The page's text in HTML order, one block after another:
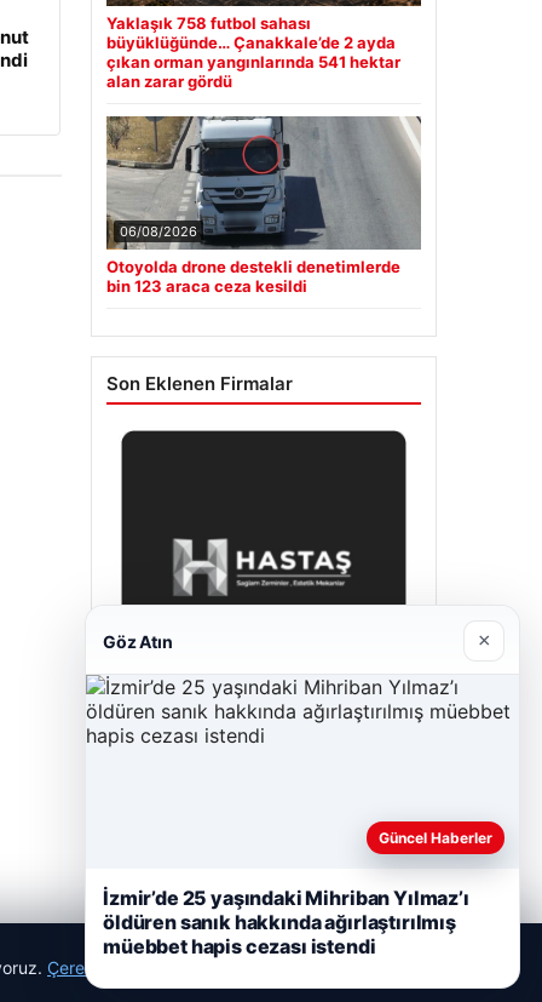
Yaklaşık 758 futbol sahası
büyüklüğünde… Çanakkale’de 2 ayda
çıkan orman yangınlarında 541 hektar
alan zarar gördü
06/08/2026
Otoyolda drone destekli denetimlerde
bin 123 araca ceza kesildi
Son Eklenen Firmalar
Çerez Politikamız
Göz Atın ×
Güncel Haberler
İzmir’de 25 yaşındaki Mihriban Yılmaz’ı
öldüren sanık hakkında ağırlaştırılmış
müebbet hapis cezası istendi